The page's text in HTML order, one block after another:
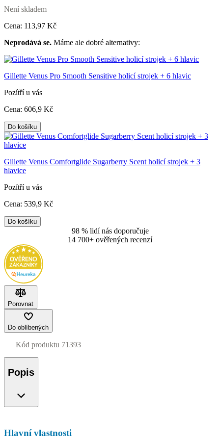
Není skladem
Cena: 113,97 Kč
Neprodává se. Máme ale dobré alternativy:
Gillette Venus Pro Smooth Sensitive holicí strojek + 6 hlavic
Pozítří u vás
Cena: 606,9 Kč
Do košíku
Gillette Venus Comfortglide Sugarberry Scent holicí strojek + 3
hlavice
Pozítří u vás
Cena: 539,9 Kč
Do košíku
98 % lidí nás doporučuje
14 700+ ověřených recenzí
Porovnat
Do oblíbených
Kód produktu 71393
Popis
Hlavní vlastnosti